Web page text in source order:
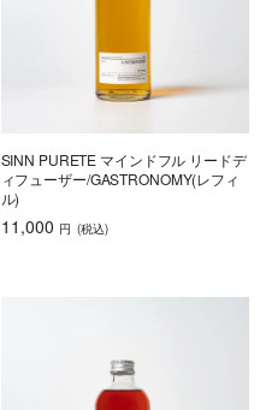
SINN PURETE マインドフル リードデ
ィフューザー/GASTRONOMY(レフィ
ル)
11,000 円 (税込)